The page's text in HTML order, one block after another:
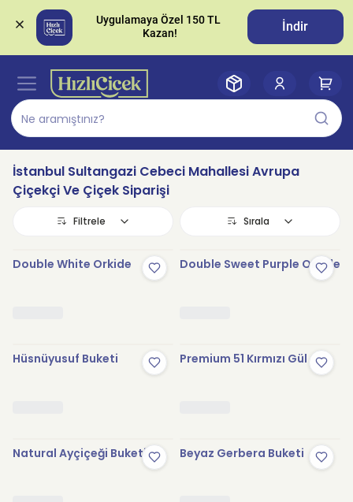
Uygulamaya Özel 150 TL
İndir
İstanbul Sultangazi Cebeci Mahallesi Avrupa
Çiçekçi Ve Çiçek Siparişi
Filtrele Sırala
Double White Orkide Double Sweet Purple Orkide
Hüsnüyusuf Buketi Premium 51 Kırmızı Gül
Natural Ayçiçeği Buketi Beyaz Gerbera Buketi